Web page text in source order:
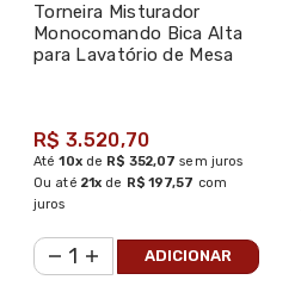
Torneira Misturador
Monocomando Bica Alta
para Lavatório de Mesa
R$ 3.520,70
Até10xde R$ 352,07 sem juros
Ou até 21x de R$ 197,57 com
juros
ADICIONAR